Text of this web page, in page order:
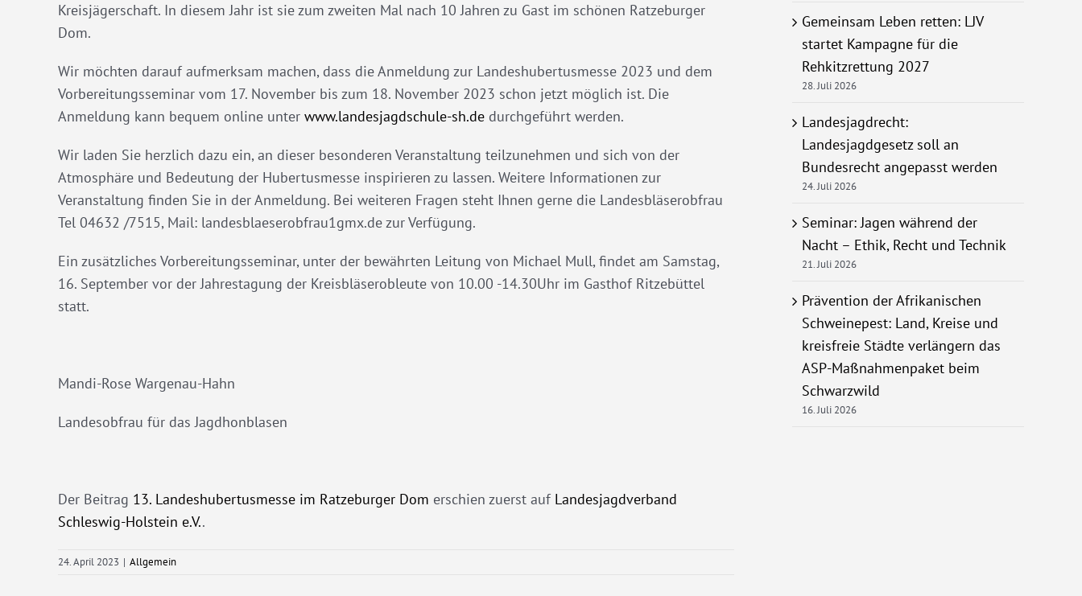
Kreisjägerschaft. In diesem Jahr ist sie zum zweiten Mal nach 10 Jahren zu Gast im schönen Ratzeburger
Dom.
Wir möchten darauf aufmerksam machen, dass die Anmeldung zur Landeshubertusmesse 2023 und dem
Vorbereitungsseminar vom 17. November bis zum 18. November 2023 schon jetzt möglich ist. Die
Anmeldung kann bequem online unter www.landesjagdschule-sh.de durchgeführt werden.
Wir laden Sie herzlich dazu ein, an dieser besonderen Veranstaltung teilzunehmen und sich von der
Atmosphäre und Bedeutung der Hubertusmesse inspirieren zu lassen. Weitere Informationen zur
Veranstaltung finden Sie in der Anmeldung. Bei weiteren Fragen steht Ihnen gerne die Landesbläserobfrau
Tel 04632 /7515, Mail: landesblaeserobfrau1gmx.de zur Verfügung.
Ein zusätzliches Vorbereitungsseminar, unter der bewährten Leitung von Michael Mull, findet am Samstag,
16. September vor der Jahrestagung der Kreisbläserobleute von 10.00 -14.30Uhr im Gasthof Ritzebüttel
statt.
Mandi-Rose Wargenau-Hahn
Landesobfrau für das Jagdhonblasen
Der Beitrag 13. Landeshubertusmesse im Ratzeburger Dom erschien zuerst auf Landesjagdverband
Schleswig-Holstein e.V..
24. April 2023 | Allgemein
Gemeinsam Leben retten: LJV
startet Kampagne für die
Rehkitzrettung 2027
28. Juli 2026
Landesjagdrecht:
Landesjagdgesetz soll an
Bundesrecht angepasst werden
24. Juli 2026
Seminar: Jagen während der
Nacht – Ethik, Recht und Technik
21. Juli 2026
Prävention der Afrikanischen
Schweinepest: Land, Kreise und
kreisfreie Städte verlängern das
ASP-Maßnahmenpaket beim
Schwarzwild
16. Juli 2026